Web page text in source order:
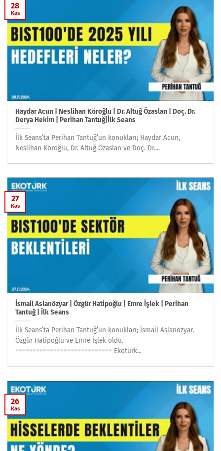
Haydar Acun | Neslihan Köroğlu | Dr. Altuğ Özaslan | Doç. Dr.
Derya Hekim | Perihan Tantuğ|İlk Seans
İlk Seans’ta Perihan Tantuğ’un konukları; Haydar Acun,
Neslihan Köroğlu, Dr. Altuğ Özaslan ve Doç. Dr....
28
Kas
İsmail Aslanözyar | Özgür Hatipoğlu | Emre İşlek | Perihan
Tantuğ | İlk Seans
İlk Seans’ta Perihan Tantuğ’un konukları; İsmail Aslanözyar,
Özgür Hatipoğlu ve Emre İşlek oldu.
============================ Ekotürk...
27
Kas
26
Kas